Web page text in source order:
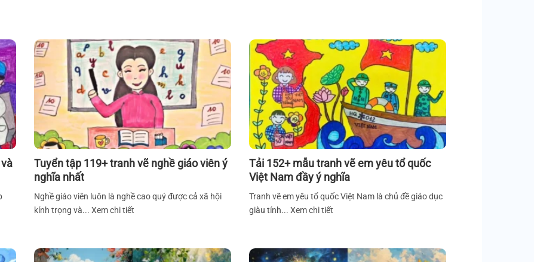
Tuyển tập 119+ tranh vẽ nghề giáo viên ý
nghĩa nhất
Nghề giáo viên luôn là nghề cao quý được cả xã hội
kính trọng và... Xem chi tiết
Tải 152+ mẫu tranh vẽ em yêu tổ quốc
Việt Nam đầy ý nghĩa
Tranh vẽ em yêu tổ quốc Việt Nam là chủ đề giáo dục
giàu tính... Xem chi tiết